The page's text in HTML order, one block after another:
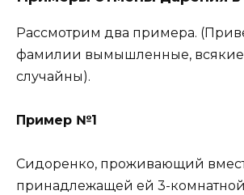
Рассмотрим два примера.
фамилии вымышленные, всякие
случайны).
Пример №1
Сидоренко, проживающий
принадлежащей ей 3-